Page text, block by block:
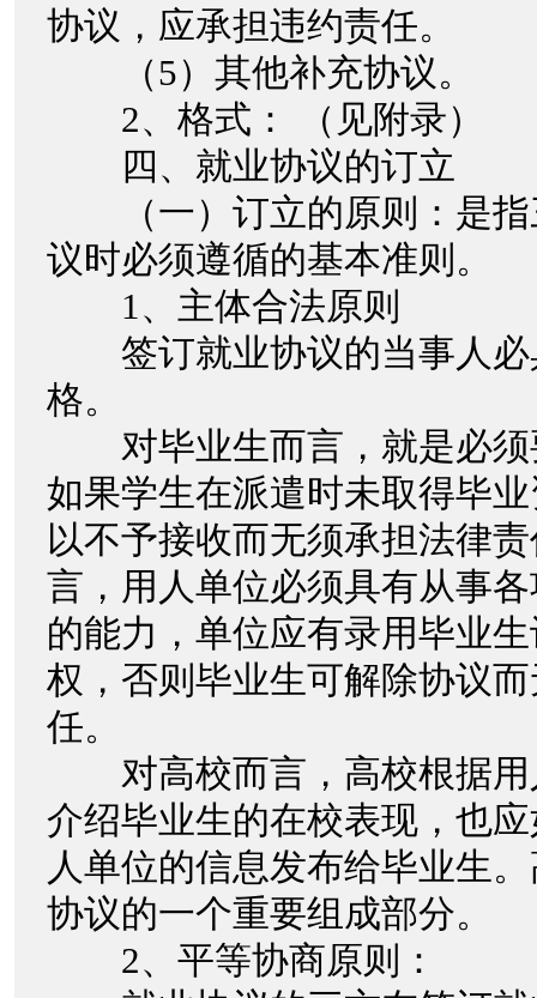
协议，应承担违约责任。
（5）其他补充协议。
2、格式： （见附录）
四、就业协议的订立
（一）订立的原则：是指
议时必须遵循的基本准则。
1、主体合法原则
签订就业协议的当事人必
格。
对毕业生而言，就是必须
如果学生在派遣时未取得毕
以不予接收而无须承担法律
言，用人单位必须具有从事
的能力，单位应有录用毕业
权，否则毕业生可解除协议
任。
对高校而言，高校根据用
介绍毕业生的在校表现，也
人单位的信息发布给毕业生
协议的一个重要组成部分。
2、平等协商原则：